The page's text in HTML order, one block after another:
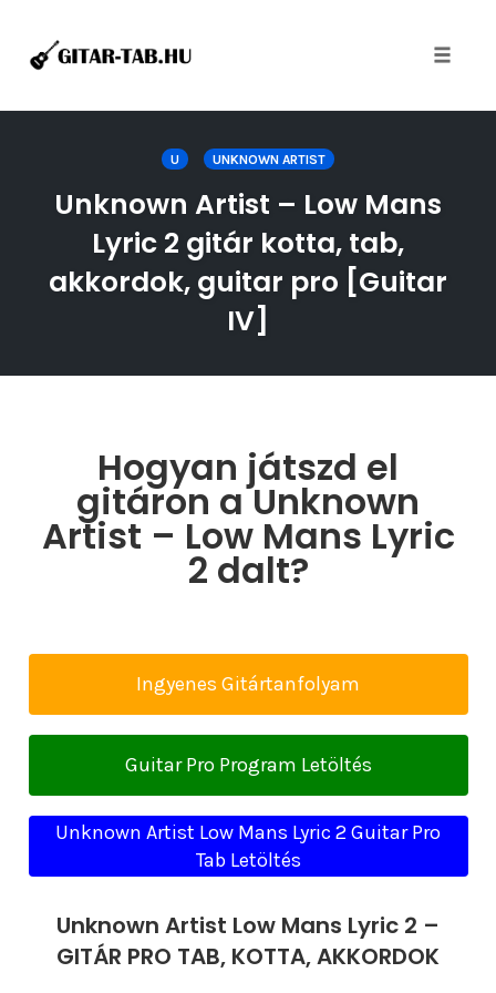
U UNKNOWN ARTIST
Unknown Artist – Low Mans
Lyric 2 gitár kotta, tab,
akkordok, guitar pro [Guitar
IV]
Hogyan játszd el
gitáron a Unknown
Artist – Low Mans Lyric
2 dalt?
Ingyenes Gitártanfolyam
Guitar Pro Program Letöltés
Unknown Artist Low Mans Lyric 2 Guitar Pro
Tab Letöltés
Unknown Artist Low Mans Lyric 2 –
GITÁR PRO TAB, KOTTA, AKKORDOK